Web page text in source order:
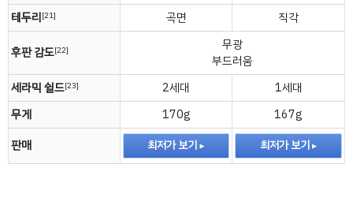
테두리[21] 곡면
직각
후판 감도[22]
무광
부드러움
세라믹 쉴드[23] 2세대
1세대
무게
170g
167g
판매
최저가 보기 최저가 보기